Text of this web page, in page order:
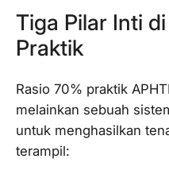
Tiga Pilar Inti
Praktik
Rasio 70% praktik
melainkan sebuah
untuk menghasilkan
terampil: